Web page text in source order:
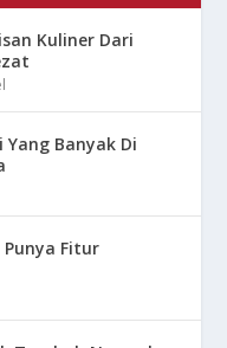
Kuliner Dari
Yang Banyak Di
Fitur